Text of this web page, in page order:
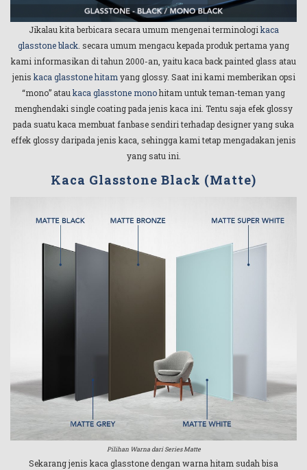
Jikalau kita berbicara secara umum mengenai terminologi kaca
glasstone black . secara umum mengacu kepada produk pertama yang
kami informasikan di tahun 2000-an, yaitu kaca back painted glass atau
jenis kaca glasstone hitam yang glossy. Saat ini kami memberikan opsi
“mono” atau kaca glasstone monohitam untuk teman-teman yang
menghendaki single coating pada jenis kaca ini. Tentu saja efek glossy
pada suatu kaca membuat fanbase sendiri terhadap designer yang suka
effek glossy daripada jenis kaca, sehingga kami tetap mengadakan jenis
yang satu ini.
Kaca Glasstone Black (Matte)
Pilihan Warna dari Series Matte
Sekarang jenis kaca glasstone dengan warna hitam sudah bisa